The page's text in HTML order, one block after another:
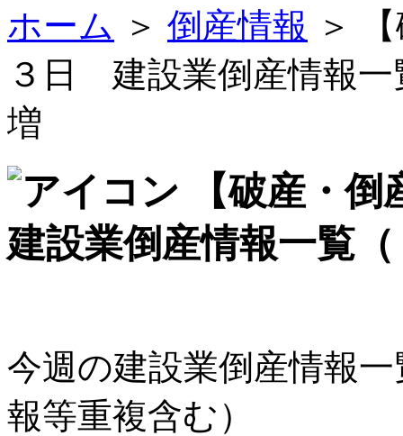
ホーム ＞ 倒産情報 ＞
３日 建設業倒産情報
増
【破産・
建設業倒産情報一覧
今週の建設業倒産情報
報等重複含む）